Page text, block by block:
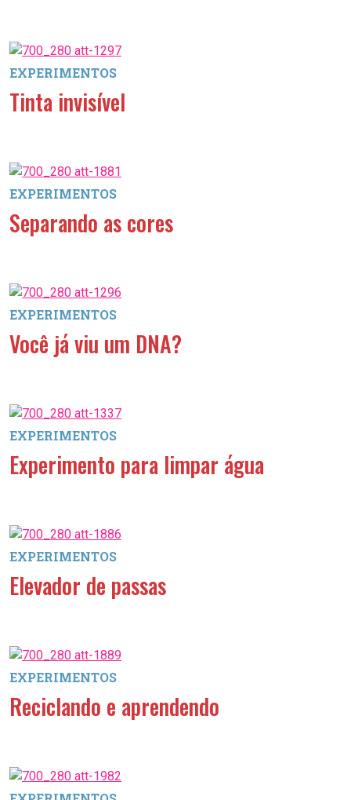
EXPERIMENTOS
Tinta invisível
EXPERIMENTOS
Separando as cores
EXPERIMENTOS
Você já viu um DNA?
EXPERIMENTOS
Experimento para limpar água
EXPERIMENTOS
Elevador de passas
EXPERIMENTOS
Reciclando e aprendendo